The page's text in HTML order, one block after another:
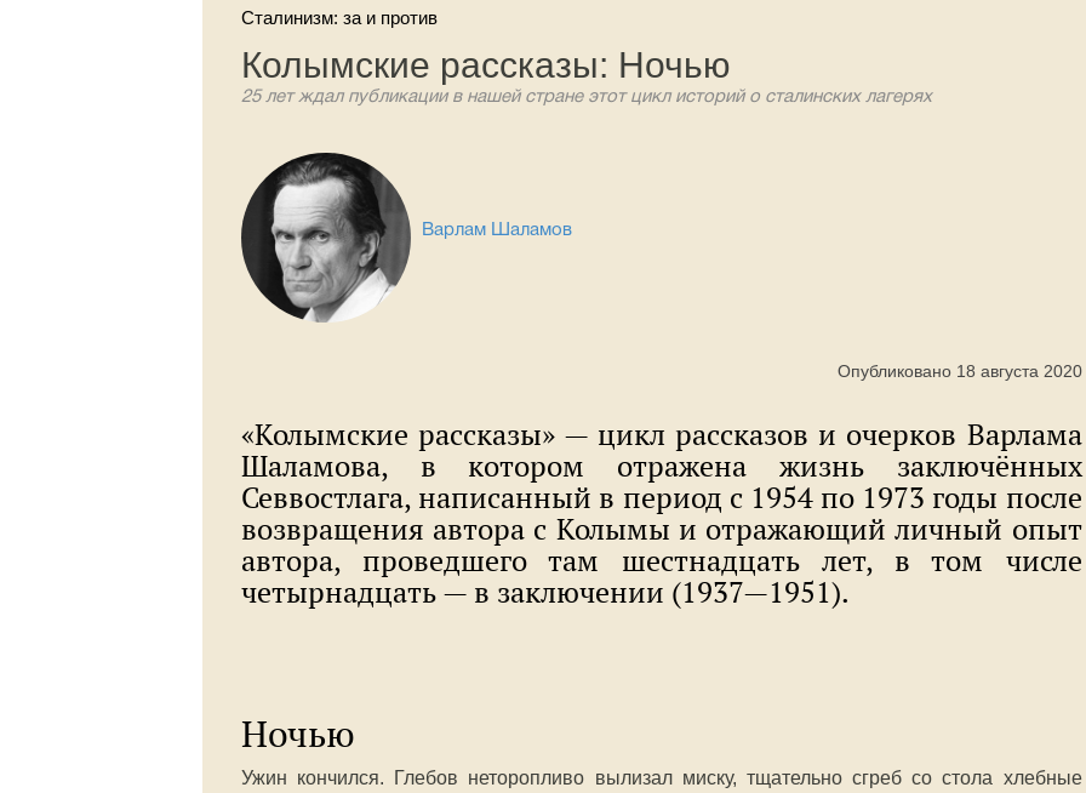
Сталинизм: за и против
Колымские рассказы: Ночью
25 лет ждал публикации в нашей стране этот цикл историй о сталинских лагерях
Варлам Шаламов
Опубликовано 18 августа 2020
«Колымские рассказы» — цикл рассказов и очерков Варлама
Шаламова, в котором отражена жизнь заключённых
Севвостлага, написанный в период с 1954 по 1973 годы после
возвращения автора с Колымы и отражающий личный опыт
автора, проведшего там шестнадцать лет, в том числе
четырнадцать — в заключении (1937—1951).
Ночью
Ужин кончился. Глебов неторопливо вылизал миску, тщательно сгреб со стола хлебные